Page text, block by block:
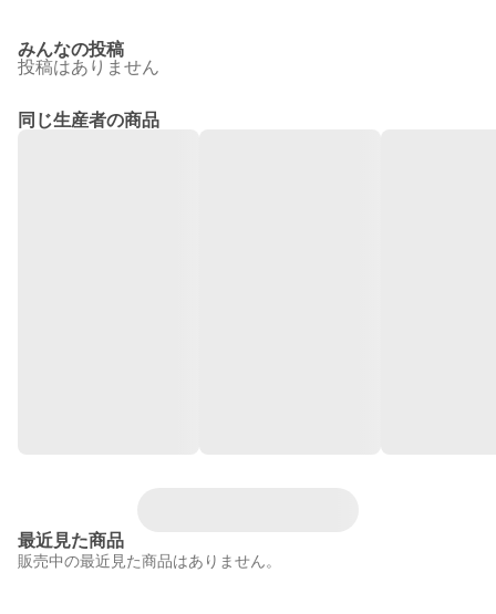
みんなの投稿
投稿はありません
同じ生産者の商品
最近見た商品
販売中の最近見た商品はありません。